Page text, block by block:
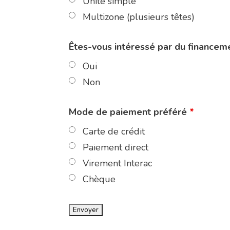
Multizone (plusieurs têtes)
Êtes-vous intéressé par du
Oui
Non
Mode de paiement préféré *
Carte de crédit
Paiement direct
Virement Interac
Chèque